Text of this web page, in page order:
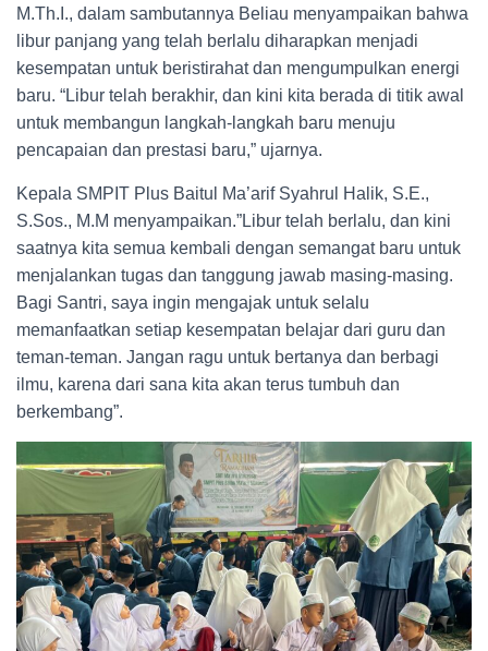
M.Th.I., dalam sambutannya Beliau menyampaikan bahwa
libur panjang yang telah berlalu diharapkan menjadi
kesempatan untuk beristirahat dan mengumpulkan energi
baru. “Libur telah berakhir, dan kini kita berada di titik awal
untuk membangun langkah-langkah baru menuju
pencapaian dan prestasi baru,” ujarnya.
Kepala SMPIT Plus Baitul Ma’arif Syahrul Halik, S.E.,
S.Sos., M.M menyampaikan.”Libur telah berlalu, dan kini
saatnya kita semua kembali dengan semangat baru untuk
menjalankan tugas dan tanggung jawab masing-masing.
Bagi Santri, saya ingin mengajak untuk selalu
memanfaatkan setiap kesempatan belajar dari guru dan
teman-teman. Jangan ragu untuk bertanya dan berbagi
ilmu, karena dari sana kita akan terus tumbuh dan
berkembang”.